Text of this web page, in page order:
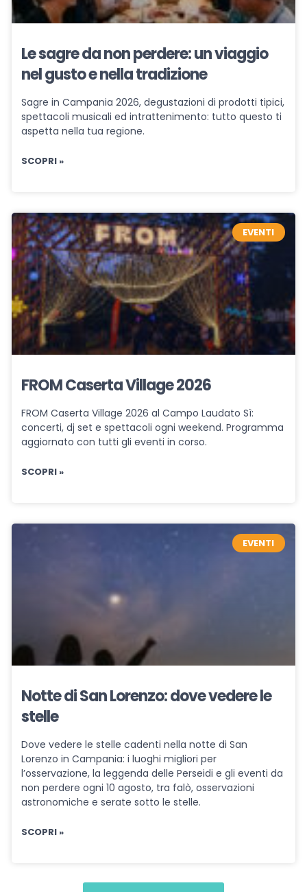
Le sagre da non perdere: un viaggio
nel gusto e nella tradizione
Sagre in Campania 2026, degustazioni di prodotti tipici,
spettacoli musicali ed intrattenimento: tutto questo ti
aspetta nella tua regione.
SCOPRI »
EVENTI
FROM Caserta Village 2026
FROM Caserta Village 2026 al Campo Laudato Sì:
concerti, dj set e spettacoli ogni weekend. Programma
aggiornato con tutti gli eventi in corso.
SCOPRI »
EVENTI
Notte di San Lorenzo: dove vedere le
stelle
Dove vedere le stelle cadenti nella notte di San
Lorenzo in Campania: i luoghi migliori per
l’osservazione, la leggenda delle Perseidi e gli eventi da
non perdere ogni 10 agosto, tra falò, osservazioni
astronomiche e serate sotto le stelle.
SCOPRI »